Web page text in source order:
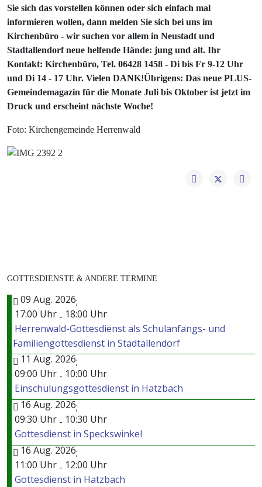
Sie sich das vorstellen können oder sich einfach mal
informieren wollen, dann melden Sie sich bei uns im
Kirchenbüro - wir suchen vor allem in Neustadt und
Stadtallendorf neue helfende Hände: jung und alt. Ihr
Kontakt: Kirchenbüro, Tel. 06428 1458 - Di bis Fr 9-12 Uhr
und Di 14 - 17 Uhr. Vielen DANK!Übrigens: Das neue PLUS-
Gemeindemagazin für die Monate Juli bis Oktober ist jetzt im
Druck und erscheint nächste Woche!
Foto: Kirchengemeinde Herrenwald
GOTTESDIENSTE & ANDERE TERMINE
09 Aug. 2026;
17:00 Uhr - 18:00 Uhr
Herrenwald-Gottesdienst als Schulanfangs- und
Familiengottesdienst in Stadtallendorf
11 Aug. 2026;
09:00 Uhr - 10:00 Uhr
Einschulungsgottesdienst in Hatzbach
16 Aug. 2026;
09:30 Uhr - 10:30 Uhr
Gottesdienst in Speckswinkel
16 Aug. 2026;
11:00 Uhr - 12:00 Uhr
Gottesdienst in Hatzbach